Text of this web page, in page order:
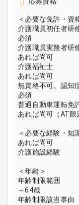
＜必要な免許・資
介護職員初任者研
必須
介護職員実務者研
あれば尚可
介護福祉士
あれば尚可
無資格不可。認知
必須
普通自動車運転免
あれば尚可（AT限
＜必要な経験・知
あれば尚可
介護施設経験
＜年齢＞
年齢制限範囲
～64歳
年齢制限該当事由